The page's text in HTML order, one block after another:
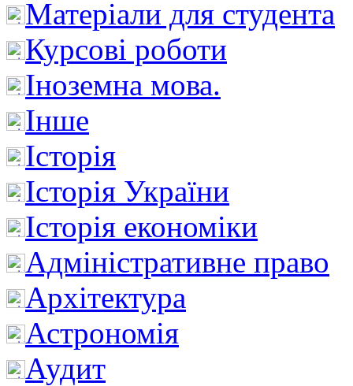
Матеріали для студента
Курсові роботи
Іноземна мова.
Інше
Історія
Історія України
Історія економіки
Адміністративне право
Архітектура
Астрономія
Аудит